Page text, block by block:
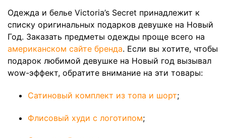
Одежда и белье Victoria’s Secret принадлежит к
списку оригинальных подарков девушке на Новый
Год. Заказать предметы одежды проще всего на
американском сайте бренда. Если вы хотите, чтобы
подарок любимой девушке на Новый год вызывал
wow-эффект, обратите внимание на эти товары:
Сатиновый комплект из топа и шорт;
Флисовый худи с логотипом;